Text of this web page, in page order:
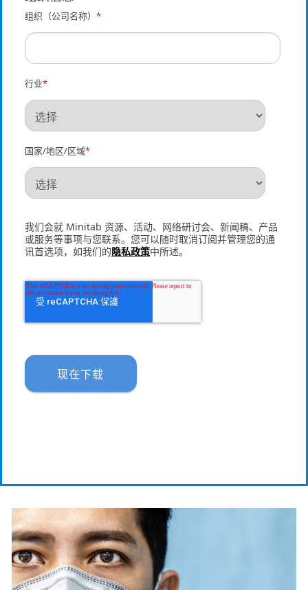
组织（公司名称） *
行业*
国家/地区/区域*
我们会就 Minitab 资源、活动、网络研讨会、新闻稿、产品
或服务等事项与您联系。您可以随时取消订阅并管理您的通
讯首选项，如我们的隐私政策中所述。